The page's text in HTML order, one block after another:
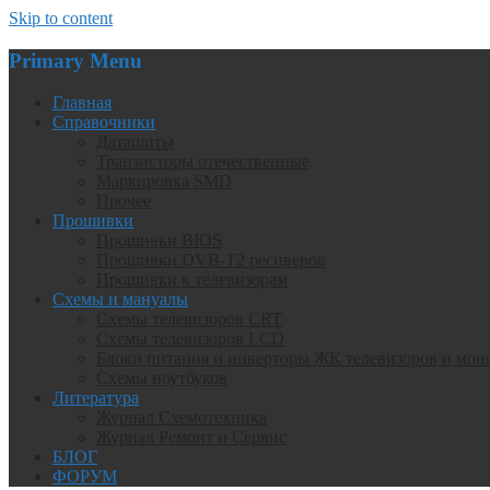
Skip to content
Primary Menu
Главная
Справочники
Прошивки
Схемы и мануалы
Литература
БЛОГ
ФОРУМ